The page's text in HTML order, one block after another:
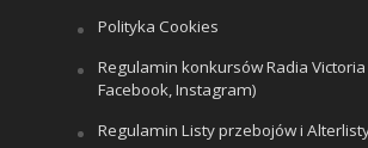
Polityka Cookies
Regulamin konkursów Radia
Facebook, Instagram)
Regulamin Listy przebojów i